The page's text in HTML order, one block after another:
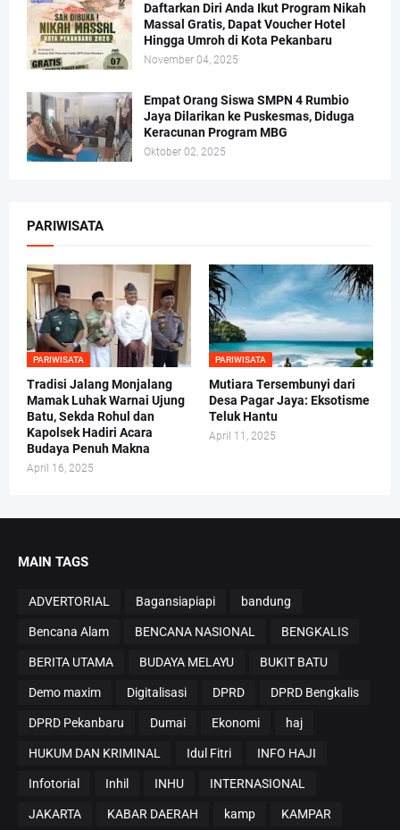
Daftarkan Diri Anda Ikut Program Nikah
Massal Gratis, Dapat Voucher Hotel
Hingga Umroh di Kota Pekanbaru
November 04, 2025
Empat Orang Siswa SMPN 4 Rumbio
Jaya Dilarikan ke Puskesmas, Diduga
Keracunan Program MBG
Oktober 02, 2025
PARIWISATA
PARIWISATA
Tradisi Jalang Monjalang
Mamak Luhak Warnai Ujung
Batu, Sekda Rohul dan
Kapolsek Hadiri Acara
Budaya Penuh Makna
April 16, 2025
PARIWISATA
Mutiara Tersembunyi dari
Desa Pagar Jaya: Eksotisme
Teluk Hantu
April 11, 2025
MAIN TAGS
ADVERTORIAL Bagansiapiapi bandung
Bencana Alam BENCANA NASIONAL BENGKALIS
BERITA UTAMA BUDAYA MELAYU BUKIT BATU
Demo maxim Digitalisasi DPRD DPRD Bengkalis
DPRD Pekanbaru Dumai Ekonomi haj
HUKUM DAN KRIMINAL Idul Fitri INFO HAJI
Infotorial Inhil INHU INTERNASIONAL
JAKARTA KABAR DAERAH kamp KAMPAR